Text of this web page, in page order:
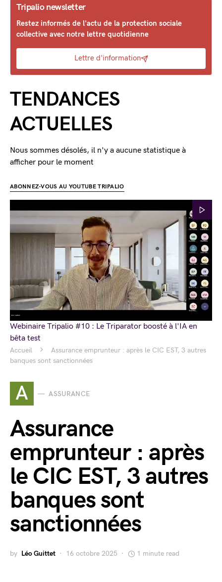
Accueil
Assurance emprunteur : après le CIC EST, 3 autres
banques sont sanctionnées
A ASSURANCE
Assurance
emprunteur : après
le CIC EST, 3 autres
banques sont
sanctionnées
by Léo Guittet 16 octobre 2025 1 minute read
Tripalio newsletter
Restez informés de l'actu de la protection sociale
collective avec notre lettre quotidienne
Lettre d'information
TENDANCES
ACTUELLES
Nous sommes désolés, il n'y a aucune statistique à
afficher pour le moment
ABONNEZ-VOUS AU YOUTUBE TRIPALIO
Webinaire Tripalio #10 : Le Triparator boosté à l'IA en
bêta test